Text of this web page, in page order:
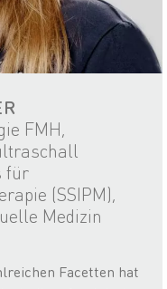
FMH,
für
(SSIPM),
Medizin
Facetten hat